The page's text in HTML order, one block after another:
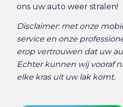
ons uw auto weer stralen!
Disclaimer: met onze
service en onze
erop vertrouwen dat uw
Echter kunnen wij vooraf
elke kras uit uw lak komt.